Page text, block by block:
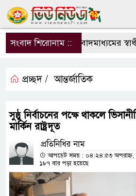
সংবাদ শিরোনাম ::সংবাদমাধ্যমের
প্রচ্ছদ / আন্তর্জাতিক
সুষ্ঠু নির্বাচনের পক্ষে থাকলে
মার্কিন রাষ্ট্রদূত
প্রতিনিধির নাম
আপডেট সময় : ০৪:২৪:৫৩ অপরাহ্ন,
১৮৭ বার পড়া হয়েছে